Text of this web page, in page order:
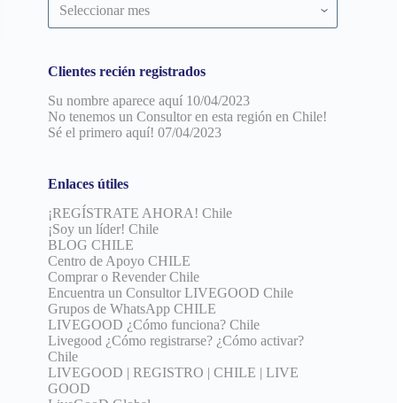
por
fecha
Clientes recién registrados
Su nombre aparece aquí 10/04/2023
No tenemos un Consultor en esta región en Chile!
Sé el primero aquí! 07/04/2023
Enlaces útiles
¡REGÍSTRATE AHORA! Chile
¡Soy un líder! Chile
BLOG CHILE
Centro de Apoyo CHILE
Comprar o Revender Chile
Encuentra un Consultor LIVEGOOD Chile
Grupos de WhatsApp CHILE
LIVEGOOD ¿Cómo funciona? Chile
Livegood ¿Cómo registrarse? ¿Cómo activar?
Chile
LIVEGOOD | REGISTRO | CHILE | LIVE
GOOD